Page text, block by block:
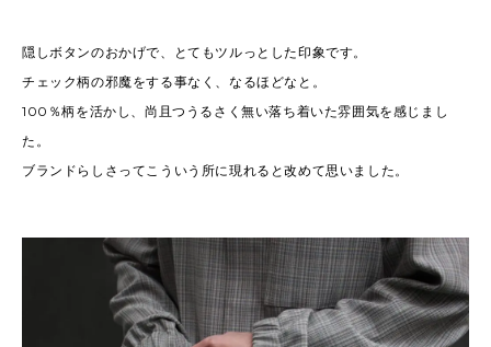
隠しボタンのおかげで、とてもツルっとした印象です。
チェック柄の邪魔をする事なく、なるほどなと。
100％柄を活かし、尚且つうるさく無い落ち着いた雰囲気を感じまし
た。
ブランドらしさってこういう所に現れると改めて思いました。